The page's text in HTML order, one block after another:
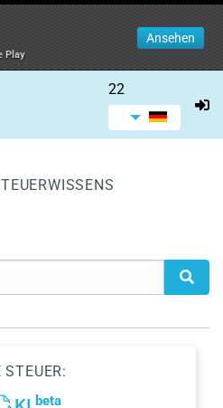
Play
Ansehen
22
STEUER:
beta